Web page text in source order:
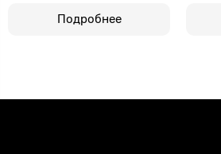
Подробнее